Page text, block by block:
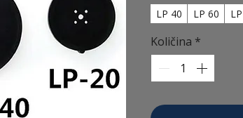
LP 40 LP 60
Količina *